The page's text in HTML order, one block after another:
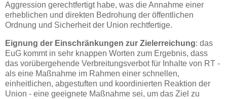
Aggression gerechtfertigt habe, was die Annahme einer
erheblichen und direkten Bedrohung der öffentlichen
Ordnung und Sicherheit der Union rechtfertige.
Eignung der Einschränkungen zur Zielerreichung: das
EuG kommt in sehr knappen Worten zum Ergebnis, dass
das vorübergehende Verbreitungsverbot für Inhalte von RT -
als eine Maßnahme im Rahmen einer schnellen,
einheitlichen, abgestuften und koordinierten Reaktion der
Union - eine geeignete Maßnahme sei, um das Ziel zu